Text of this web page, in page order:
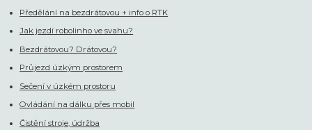
Předělání na bezdrátovou + info o RTK
Jak jezdí robolinho ve svahu?
Bezdrátovou? Drátovou?
Průjezd úzkým prostorem
Sečení v úzkém prostoru
Ovládání na dálku přes mobil
Čistění stroje, údržba